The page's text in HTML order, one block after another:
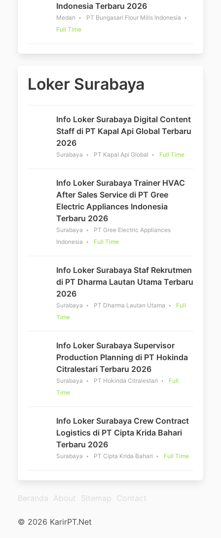
Indonesia Terbaru 2026
Medan
PT Bungasari Flour Mills Indonesia
Full Time
Loker Surabaya
Info Loker Surabaya Digital Content
Staff di PT Kapal Api Global Terbaru
2026
Surabaya PT Kapal Api Global Full Time
Info Loker Surabaya Trainer HVAC
After Sales Service di PT Gree
Electric Appliances Indonesia
Terbaru 2026
Surabaya
PT Gree Electric Appliances
Indonesia
Full Time
Info Loker Surabaya Staf Rekrutmen
di PT Dharma Lautan Utama Terbaru
2026
Surabaya PT Dharma Lautan Utama
Full
Time
Info Loker Surabaya Supervisor
Production Planning di PT Hokinda
Citralestari Terbaru 2026
Surabaya PT Hokinda Citralestari
Full
Time
Info Loker Surabaya Crew Contract
Logistics di PT Cipta Krida Bahari
Terbaru 2026
Surabaya PT Cipta Krida Bahari Full Time
Beranda About Sitemap Contact
© 2026 KarirPT.Net